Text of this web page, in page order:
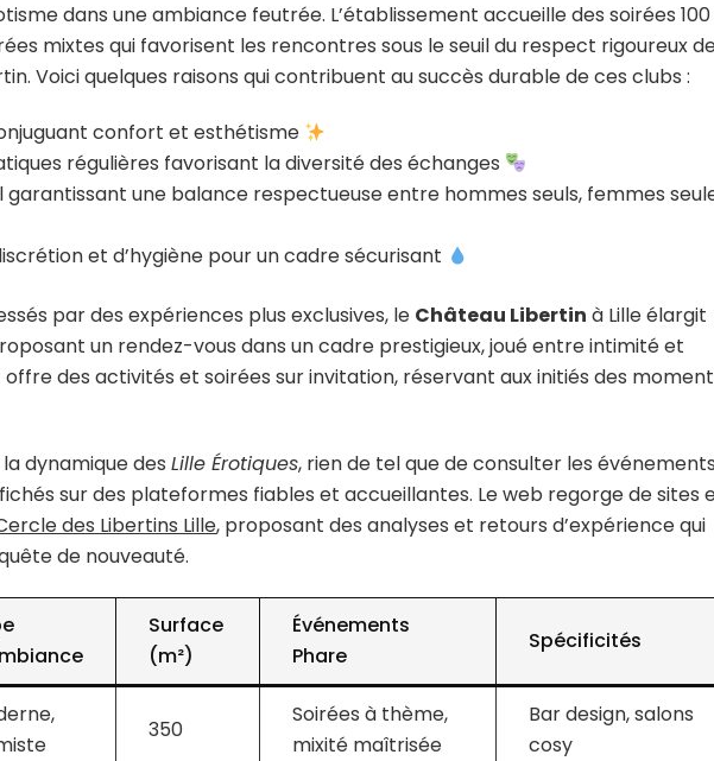
dans une ambiance feutrée. L’établissement accueille des soirées 100
mixtes qui favorisent les rencontres sous le seuil du respect rigoureux
Voici quelques raisons qui contribuent au succès durable de ces clubs :
confort et esthétisme
régulières favorisant la diversité des échanges
garantissant une balance respectueuse entre hommes seuls, femmes
et d’hygiène pour un cadre sécurisant
par des expériences plus exclusives, le Château Libertin à Lille élargit
un rendez-vous dans un cadre prestigieux, joué entre intimité et
offre des activités et soirées sur invitation, réservant aux initiés des
dynamique des Lille Érotiques, rien de tel que de consulter les événements
sur des plateformes fiables et accueillantes. Le web regorge de sites
des Libertins Lille, proposant des analyses et retours d’expérience qui
de nouveauté.
Surface
(m²)
Événements
Phare
Spécificités
350
Soirées à thème,
mixité maîtrisée
Bar design, salons
cosy